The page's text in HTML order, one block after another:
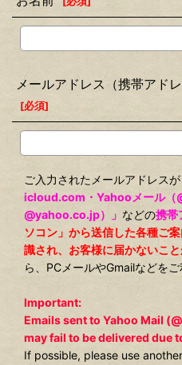
メールアドレス（携帯アド
[必須]
ご入力されたメールアドレスが
icloud.com・Yahooメール（
@yahoo.co.jp）」 などの携帯
ソコン」から送信した各種ご
識され、お客様に届かないこと
ら、PCメールやGmailなどをご
Important:
Emails sent to Yahoo Mail
may fail to be delivered due
If possible, please use